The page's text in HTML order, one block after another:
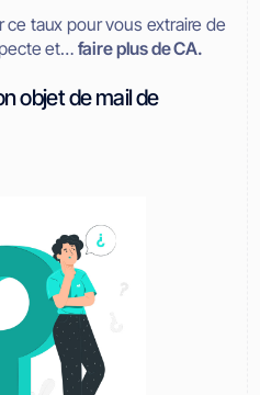
ce taux pour vous extraire de
et…faire plus de CA.
objet de mail de